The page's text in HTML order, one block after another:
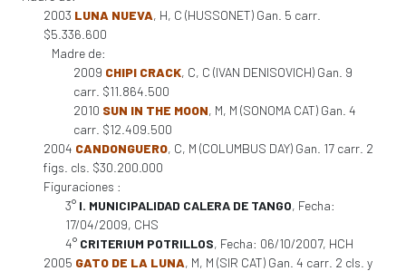
2003 LUNA NUEVA, H, C (HUSSONET) Gan. 5 carr.
$5.336.600
Madre de:
2009 CHIPI CRACK, C, C (IVAN DENISOVICH) Gan. 9
carr. $11.864.500
2010 SUN IN THE MOON, M, M (SONOMA CAT) Gan. 4
carr. $12.409.500
2004 CANDONGUERO, C, M (COLUMBUS DAY) Gan. 17 carr. 2
figs. cls. $30.200.000
Figuraciones :
3° I. MUNICIPALIDAD CALERA DE TANGO, Fecha:
17/04/2009, CHS
4° CRITERIUM POTRILLOS, Fecha: 06/10/2007, HCH
2005 GATO DE LA LUNA, M, M (SIR CAT) Gan. 4 carr. 2 cls. y